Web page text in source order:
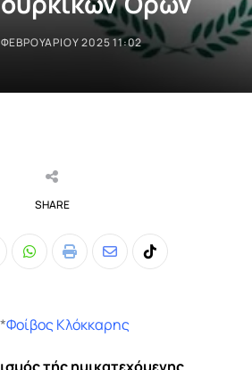
2025 11:02
SHARE
Whatsapp
Print
ShareTiktok
Φοίβος Κλόκκαρης